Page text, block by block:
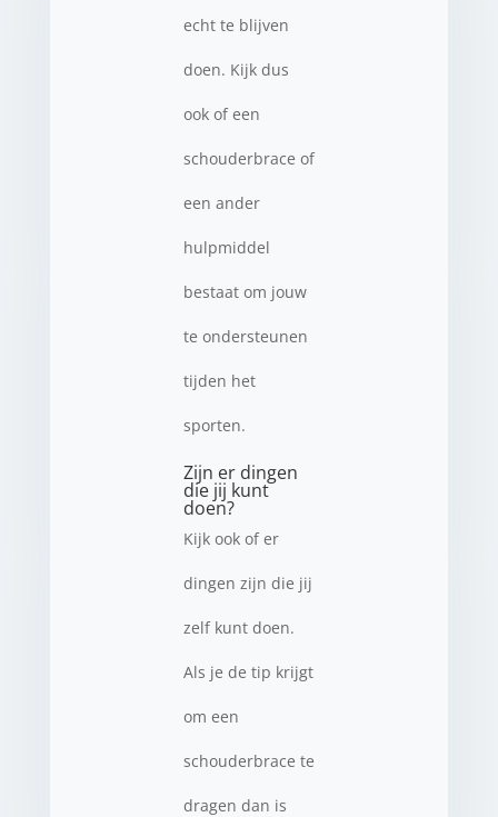
echt te blijven
doen. Kijk dus
ook of een
schouderbrace of
een ander
hulpmiddel
bestaat om jouw
te ondersteunen
tijden het
sporten.
Zijn er dingen
die jij kunt
doen?
Kijk ook of er
dingen zijn die jij
zelf kunt doen.
Als je de tip krijgt
om een
schouderbrace te
dragen dan is